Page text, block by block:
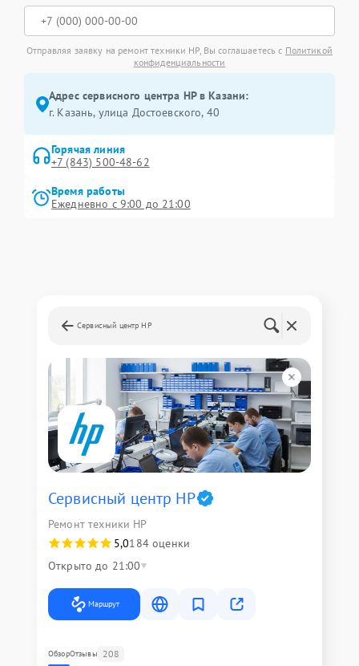
Отправляя заявку на ремонт техники HP, Вы соглашаетесь с Политикой
конфиденциальности
Адрес сервисного центра HP в Казани:
г. Казань, улица Достоевского, 40
Горячая линия
+7 (843) 500-48-62
Время работы
Ежедневно с 9:00 до 21:00
Сервисный центр HP
Сервисный центр HP
Ремонт техники HP
5,0184 оценки
Открыто до 21:00
Маршрут
ОбзорОтзывы 208